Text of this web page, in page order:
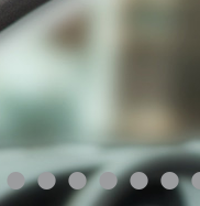
••••••